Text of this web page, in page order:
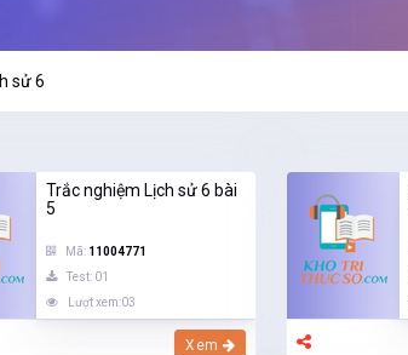
sử 6
Trắc nghiệm Lịch sử 6 bài
5
Mã: 11004771
Test: 01
Lượt xem:03
Xem